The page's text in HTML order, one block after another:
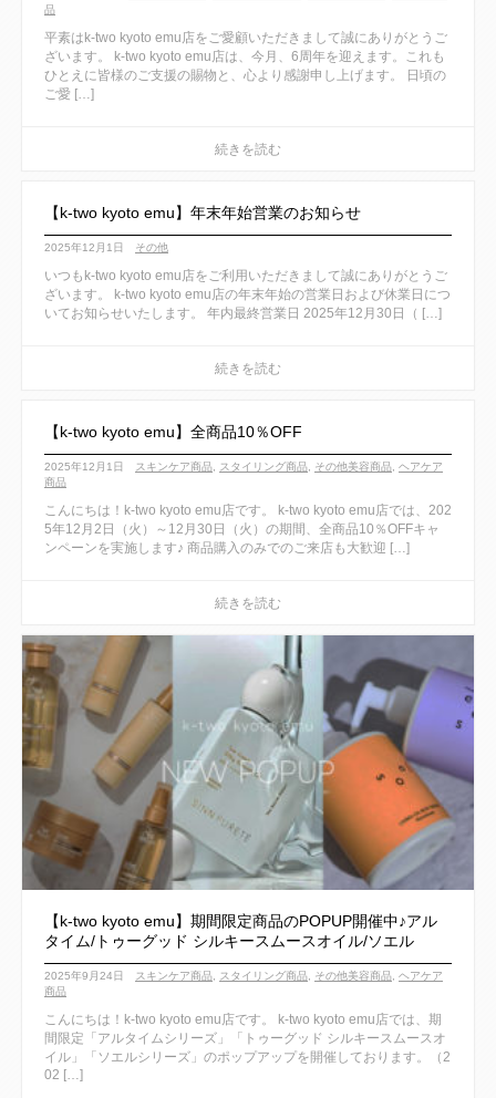
品
平素はk-two kyoto emu店をご愛顧いただきまして誠にありがとうご
ざいます。 k-two kyoto emu店は、今月、6周年を迎えます。これも
ひとえに皆様のご支援の賜物と、心より感謝申し上げます。 日頃の
ご愛 […]
【k-two kyoto emu】年末年始営業のお知らせ
2025年12月1日 その他
いつもk-two kyoto emu店をご利用いただきまして誠にありがとうご
ざいます。 k-two kyoto emu店の年末年始の営業日および休業日につ
いてお知らせいたします。 年内最終営業日 2025年12月30日（ […]
【k-two kyoto emu】全商品10％OFF
2025年12月1日 スキンケア商品, スタイリング商品, その他美容商品, ヘアケア
商品
こんにちは！k-two kyoto emu店です。 k-two kyoto emu店では、202
5年12月2日（火）～12月30日（火）の期間、全商品10％OFFキャ
ンペーンを実施します♪ 商品購入のみでのご来店も大歓迎 […]
【k-two kyoto emu】期間限定商品のPOPUP開催中♪アル
タイム/トゥーグッド シルキースムースオイル/ソエル
2025年9月24日 スキンケア商品 スタイリング商品 その他美容商品 ヘアケア
商品
こんにちは！k-two kyoto emu店です。 k-two kyoto emu店では、期
間限定「アルタイムシリーズ」「トゥーグッド シルキースムースオ
イル」「ソエルシリーズ」のポップアップを開催しております。（2
02 […]